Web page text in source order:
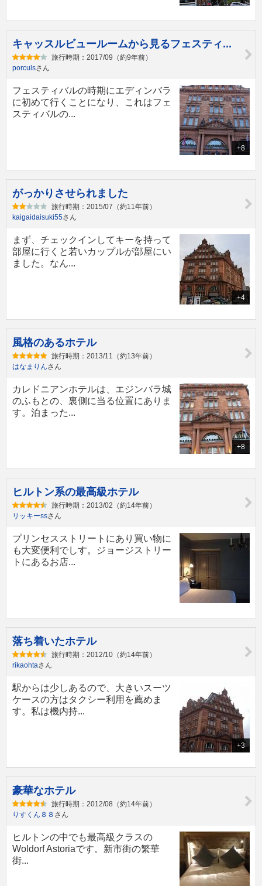
キャッスルビュールームから見るフェスティ...
旅行時期：2017/09（約9年前）
porculsさん
+8
フェスティバルの時期にエディンバラ
に初めて行くことになり、これはフェ
スティバルの...
がっかりさせられました
旅行時期：2015/07（約11年前）
kaigaidaisuki55さん
+4
まず、チェックインしてキーを持って
部屋に行くと若いカップルが部屋にい
ました。なん...
風格のあるホテル
旅行時期：2013/11（約13年前）
はなまりんさん
+8
カレドニアンホテルは、エジンバラ城
のふもとの、裏側に当る位置にありま
す。泊まった...
ヒルトン系の最高級ホテル
旅行時期：2013/02（約14年前）
リッキーssさん
プリンセスストリートにあり買い物に
も大変便利でしす。ジョージストリー
トにあるお店...
落ち着いたホテル
旅行時期：2012/10（約14年前）
rikaohtaさん
+3
駅からは少しあるので、大きいスーツ
ケースの方はタクシー利用を薦めま
す。私は機内持...
豪華なホテル
旅行時期：2012/08（約14年前）
りすくん８８ さん
ヒルトンの中でも最高級クラスの
Woldorf Astoriaです。新市街の繁華
街...